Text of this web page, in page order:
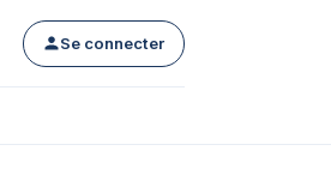
Se connecter